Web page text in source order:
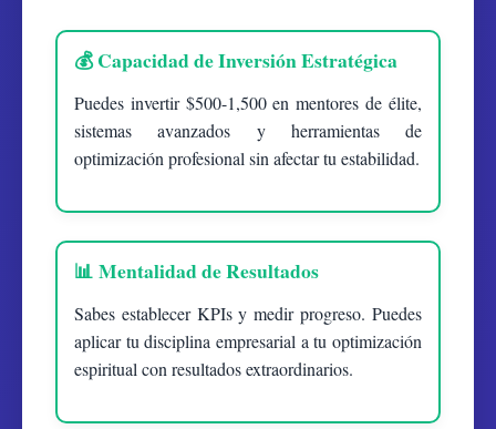
💰 Capacidad de Inversión Estratégica
Puedes invertir $500-1,500 en mentores de élite,
sistemas avanzados y herramientas de
optimización profesional sin afectar tu estabilidad.
📊 Mentalidad de Resultados
Sabes establecer KPIs y medir progreso. Puedes
aplicar tu disciplina empresarial a tu optimización
espiritual con resultados extraordinarios.